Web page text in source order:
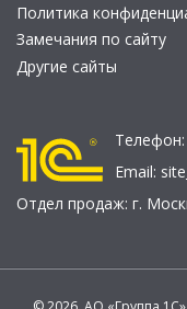
Политика
Замечания по сайту
Другие сайты
Телефон:
Email:
Отдел продаж: г.